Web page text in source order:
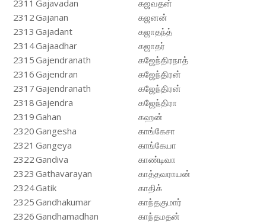
2311 Gajavadan
கஜவதன்
2312Gajanan
கஜனன்
2313 Gajadant
கஜாதந்த்
2314Gajaadhar
கஜாதர்
2315Gajendranath
கஜேந்திரநாத்
2316Gajendran
கஜேந்திரன்
2317Gajendranath
கஜேந்திரன்
2318Gajendra
கஜேந்திரா
2319Gahan
கஹன்
2320Gangesha
காங்கேசா
2321 Gangeya
காங்கேயா
2322Gandiva
காண்டிவா
2323 Gathavarayan
காத்தவராயன்
2324Gatik
காதிக்
2325Gandhakumar
காந்தகுமார்
2326Gandhamadhan
காந்தமதன்